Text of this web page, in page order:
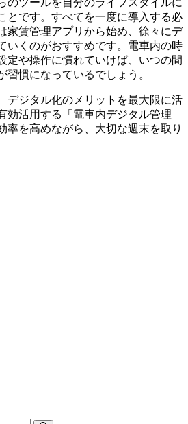
とです。すべてを一度に導入する必
家賃管理アプリから始め、徐々にデ
いくのがおすすめです。電車内の時
定や操作に慣れていけば、いつの間
習慣になっているでしょう。
デジタル化のメリットを最大限に活
効活用する「電車内デジタル管理
率を高めながら、大切な週末を取り